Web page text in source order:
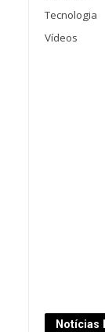
Tecnologia
Vídeos
Notícias